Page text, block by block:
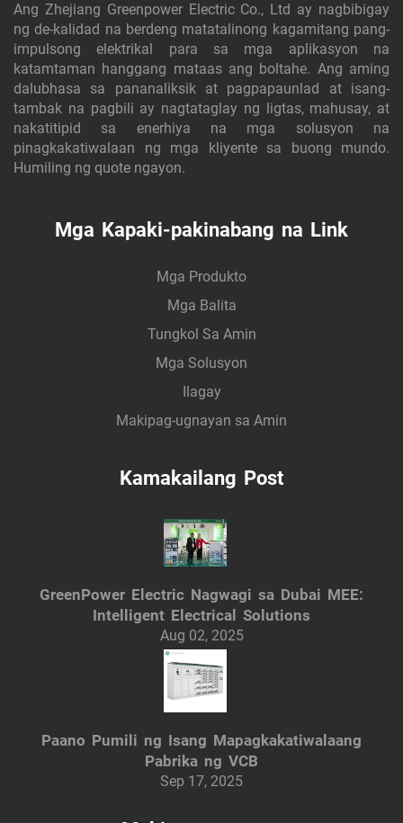
Ang Zhejiang Greenpower Electric Co., Ltd ay nagbibigay
ng de-kalidad na berdeng matatalinong kagamitang pang-
impulsong elektrikal para sa mga aplikasyon na
katamtaman hanggang mataas ang boltahe. Ang aming
dalubhasa sa pananaliksik at pagpapaunlad at isang-
tambak na pagbili ay nagtataglay ng ligtas, mahusay, at
nakatitipid sa enerhiya na mga solusyon na
pinagkakatiwalaan ng mga kliyente sa buong mundo.
Humiling ng quote ngayon.
Mga Kapaki-pakinabang na Link
Mga Produkto
Mga Balita
Tungkol Sa Amin
Mga Solusyon
Ilagay
Makipag-ugnayan sa Amin
Kamakailang Post
GreenPower Electric Nagwagi sa Dubai MEE:
Intelligent Electrical Solutions
Aug 02, 2025
Paano Pumili ng Isang Mapagkakatiwalaang
Pabrika ng VCB
Sep 17, 2025